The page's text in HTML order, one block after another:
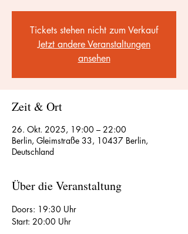
Tickets stehen nicht zum Verkauf
Jetzt andere Veranstaltungen
ansehen
Zeit & Ort
26. Okt. 2025, 19:00 – 22:00
Berlin, Gleimstraße 33, 10437 Berlin,
Deutschland
Über die Veranstaltung
Doors: 19:30 Uhr
Start: 20:00 Uhr